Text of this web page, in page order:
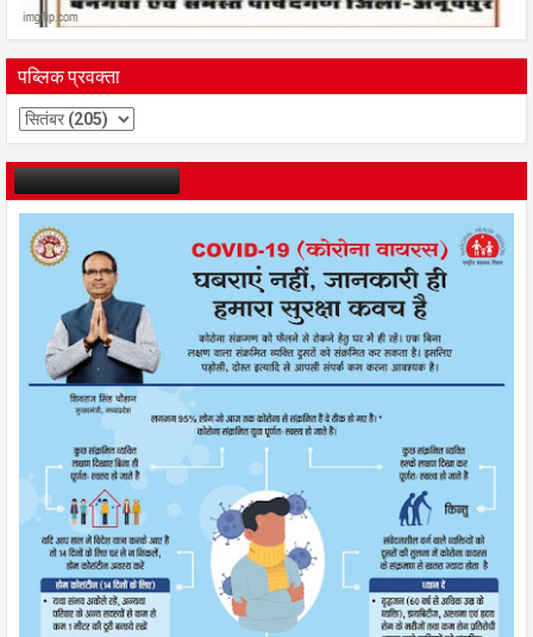
पब्लिक प्रवक्ता